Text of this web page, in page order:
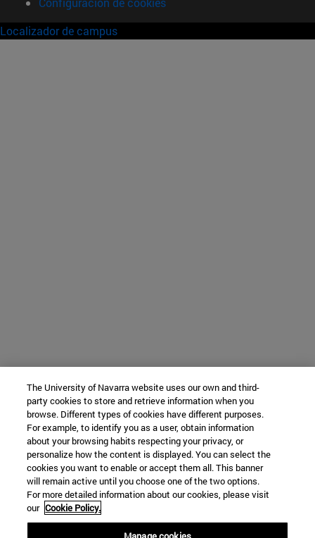
Localizador de campus
The University of Navarra website uses our own and third-
party cookies to store and retrieve information when you
browse. Different types of cookies have different purposes.
For example, to identify you as a user, obtain information
about your browsing habits respecting your privacy, or
personalize how the content is displayed. You can select the
cookies you want to enable or accept them all. This banner
will remain active until you choose one of the two options.
For more detailed information about our cookies, please visit
our Cookie Policy.